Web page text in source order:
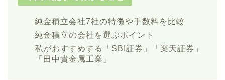
純金積立会社7社の特徴や手数料を比較
純金積立の会社を選ぶポイント
私がおすすめする「SBI証券」「楽天証券」
「田中貴金属工業」